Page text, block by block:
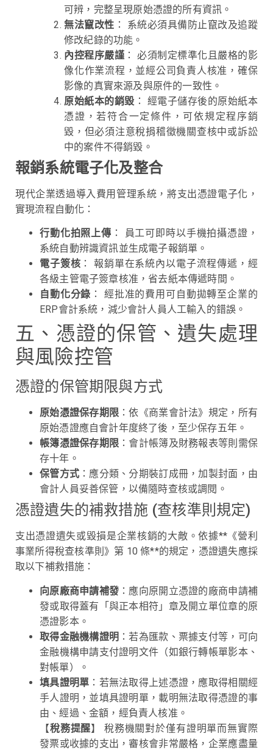
可辨，完整呈現原始憑證的所有資訊。
無法竄改性 ： 系統必須具備防止竄改及追蹤
修改紀錄的功能。
內控程序嚴謹 ： 必須制定標準化且嚴格的影
像化作業流程，並經公司負責人核准，確保
影像的真實來源及與原件的一致性。
原始紙本的銷毀 ： 經電子儲存後的原始紙本
憑證，若符合一定條件，可依規定程序銷
毀，但必須注意稅捐稽徵機關查核中或訴訟
中的案件不得銷毀。
報銷系統電子化及整合
現代企業透過導入費用管理系統，將支出憑證電子化，
實現流程自動化：
行動化拍照上傳 ： 員工可即時以手機拍攝憑證，
系統自動辨識資訊並生成電子報銷單。
電子簽核 ： 報銷單在系統內以電子流程傳遞，經
各級主管電子簽章核准，省去紙本傳遞時間。
自動化分錄 ： 經批准的費用可自動拋轉至企業的
ERP會計系統，減少會計人員人工輸入的錯誤。
五、憑證的保管、遺失處理
與風險控管
憑證的保管期限與方式
原始憑證保存期限 ：依《商業會計法》規定，所有
原始憑證應自會計年度終了後，至少保存五年。
帳簿憑證保存期限 ：會計帳簿及財務報表等則需保
存十年。
保管方式 ：應分類、分期裝訂成冊，加製封面，由
會計人員妥善保管，以備隨時查核或調閱。
憑證遺失的補救措施 (查核準則規定)
支出憑證遺失或毀損是企業核銷的大敵。依據**《營利
事業所得稅查核準則》第 10 條**的規定，憑證遺失應採
取以下補救措施：
向原廠商申請補發 ：應向原開立憑證的廠商申請補
發或取得蓋有「與正本相符」章及開立單位章的原
憑證影本。
取得金融機構證明 ：若為匯款、票據支付等，可向
金融機構申請支付證明文件（如銀行轉帳單影本、
對帳單）。
填具證明單 ：若無法取得上述憑證，應取得相關經
手人證明，並填具證明單，載明無法取得憑證的事
由、經過、金額，經負責人核准。
【稅務提醒】 稅務機關對於僅有證明單而無實際
發票或收據的支出，審核會非常嚴格，企業應盡量